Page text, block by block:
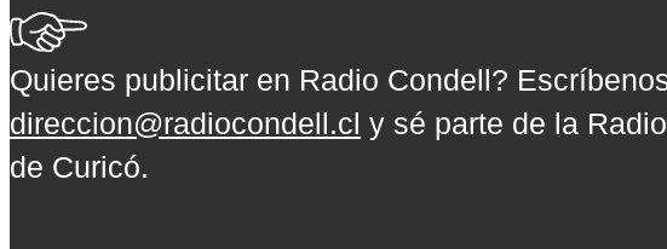
Quieres publicitar en Radio Condell?
direccion@radiocondell.cl y sé parte de la Radio
de Curicó.